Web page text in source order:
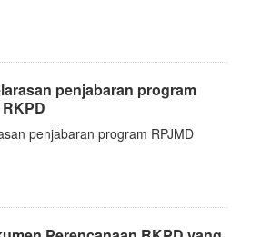
penjabaran program
penjabaran program RPJMD